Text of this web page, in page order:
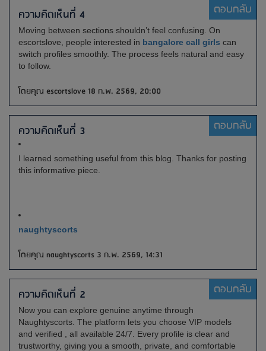
ความคิดเห็นที่ 4 ตอบกลับ
Moving between sections shouldn’t feel confusing. On
escortslove, people interested in bangalore call girls can
switch profiles smoothly. The process feels natural and easy
to follow.
โดยคุณ escortslove 18 ก.พ. 2569, 20:00
ความคิดเห็นที่ 3 ตอบกลับ
I learned something useful from this blog. Thanks for posting
this informative piece.
naughtyscorts
โดยคุณ naughtyscorts 3 ก.พ. 2569, 14:31
ความคิดเห็นที่ 2 ตอบกลับ
Now you can explore genuine anytime through
Naughtyscorts. The platform lets you choose VIP models
and verified , all available 24/7. Every profile is clear and
trustworthy, giving you a smooth, private, and comfortable